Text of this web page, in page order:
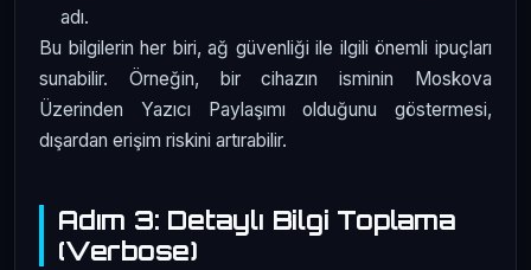
adı.
Bu bilgilerin her biri, ağ güvenliği ile ilgili önemli ipuçları
sunabilir. Örneğin, bir cihazın isminin Moskova
Üzerinden Yazıcı Paylaşımı olduğunu göstermesi,
dışardan erişim riskini artırabilir.
Adım 3: Detaylı Bilgi Toplama
(Verbose)